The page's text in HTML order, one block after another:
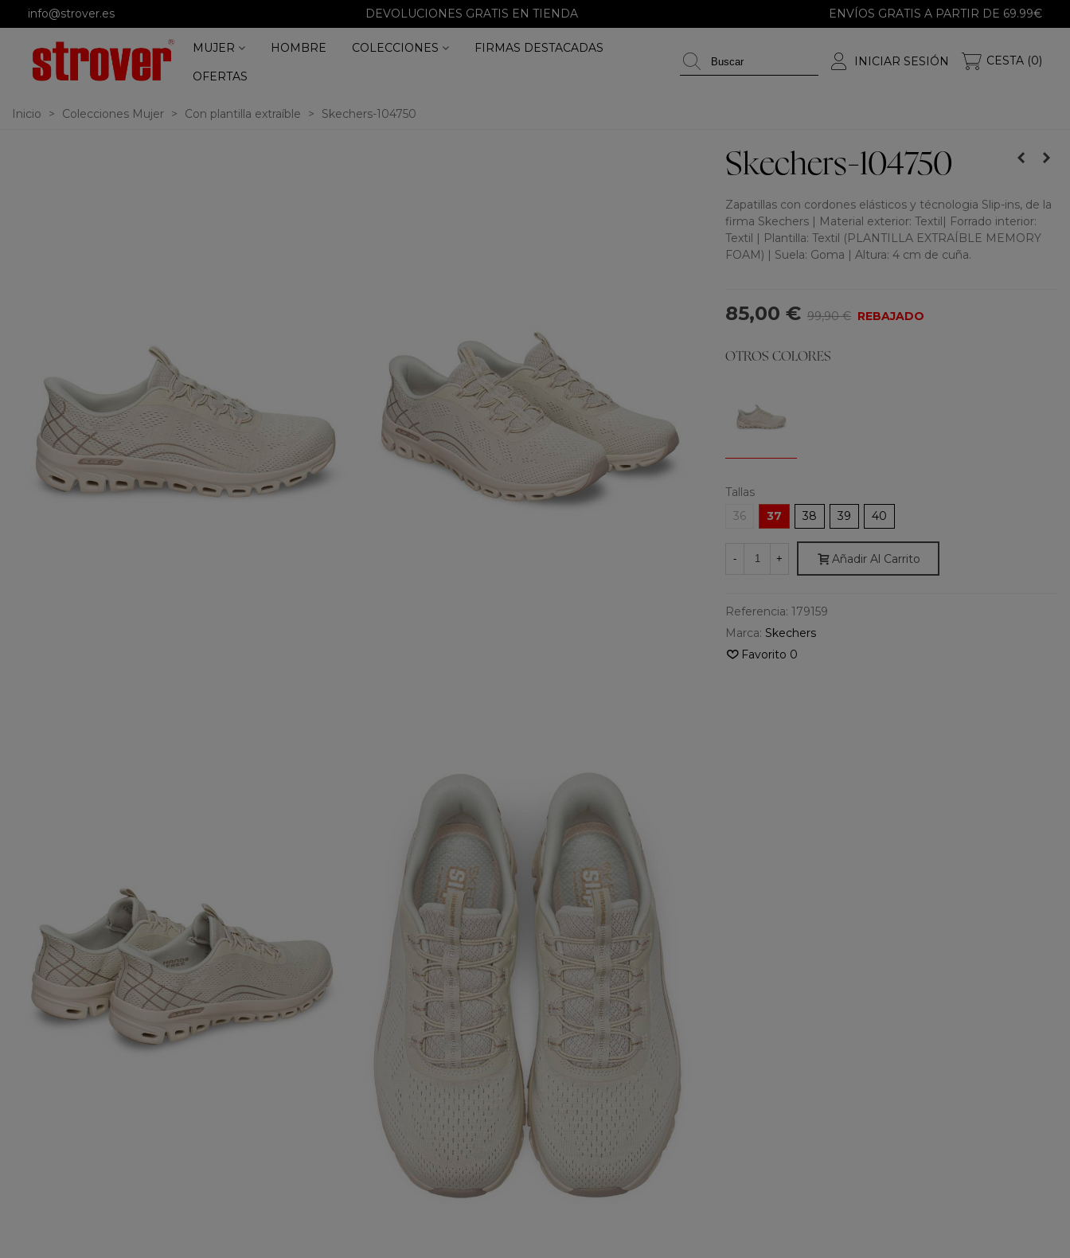
info@strover.es DEVOLUCIONES GRATIS EN TIENDA ENVÍOS GRATIS A PARTIR DE 69.99€
MUJER HOMBRE COLECCIONES
FIRMAS DESTACADAS
OFERTAS
INICIAR SESIÓN CESTA (0)
Inicio > Colecciones Mujer > Con plantilla extraíble > Skechers-104750
Skechers-104750
Zapatillas con cordones elásticos y técnologia Slip-ins, de la
firma Skechers | Material exterior: Textil| Forrado interior:
Textil | Plantilla: Textil (PLANTILLA EXTRAÍBLE MEMORY
FOAM) | Suela: Goma | Altura: 4 cm de cuña.
85,00 € 99,90 € REBAJADO
OTROS COLORES
Tallas
36
37 38 39 40
- + Añadir Al Carrito
Referencia: 179159
Marca: Skechers
Favorito 0